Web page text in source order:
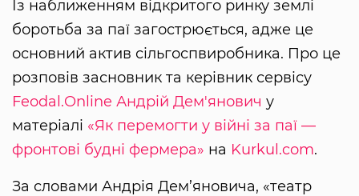
Із наближенням відкритого ринку землі
боротьба за паї загострюється, адже це
основний актив сільгоспвиробника. Про це
розповів засновник та керівник сервісу
Feodal.Online Андрій Дем'янович у
матеріалі «Як перемогти у війні за паї —
фронтові будні фермера» на Kurkul.com.
За словами Андрія Дем’яновича, «театр